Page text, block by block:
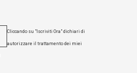
Cliccando su "Iscriviti Ora" dichiari di
autorizzare il trattamento dei miei